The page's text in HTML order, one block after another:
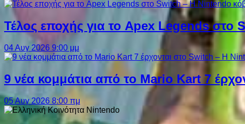
Τέλος εποχής για το Apex Legends
04 Αυγ 2026 9:00 μμ
9 νέα κομμάτια από το Mario Kart 7
05 Αυγ 2026 8:00 πμ